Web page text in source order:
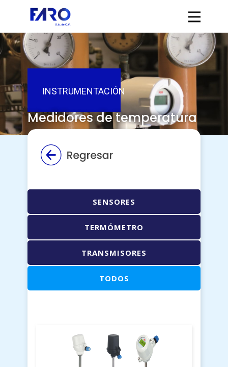
INSTRUMENTACIÓN
Medidores de temperatura
SENSORES
TERMÓMETRO
TRANSMISORES
TODOS